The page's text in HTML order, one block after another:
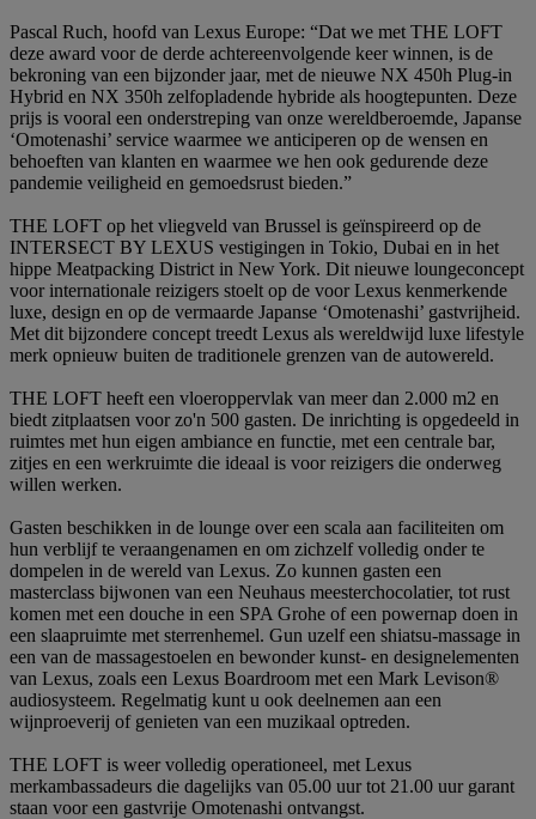
Pascal Ruch, hoofd van Lexus Europe: “Dat we met THE LOFT
deze award voor de derde achtereenvolgende keer winnen, is de
bekroning van een bijzonder jaar, met de nieuwe NX 450h Plug-in
Hybrid en NX 350h zelfopladende hybride als hoogtepunten. Deze
prijs is vooral een onderstreping van onze wereldberoemde, Japanse
‘Omotenashi’ service waarmee we anticiperen op de wensen en
behoeften van klanten en waarmee we hen ook gedurende deze
pandemie veiligheid en gemoedsrust bieden.”
THE LOFT op het vliegveld van Brussel is geïnspireerd op de
INTERSECT BY LEXUS vestigingen in Tokio, Dubai en in het
hippe Meatpacking District in New York. Dit nieuwe loungeconcept
voor internationale reizigers stoelt op de voor Lexus kenmerkende
luxe, design en op de vermaarde Japanse ‘Omotenashi’ gastvrijheid.
Met dit bijzondere concept treedt Lexus als wereldwijd luxe lifestyle
merk opnieuw buiten de traditionele grenzen van de autowereld.
THE LOFT heeft een vloeroppervlak van meer dan 2.000 m2 en
biedt zitplaatsen voor zo'n 500 gasten. De inrichting is opgedeeld in
ruimtes met hun eigen ambiance en functie, met een centrale bar,
zitjes en een werkruimte die ideaal is voor reizigers die onderweg
willen werken.
Gasten beschikken in de lounge over een scala aan faciliteiten om
hun verblijf te veraangenamen en om zichzelf volledig onder te
dompelen in de wereld van Lexus. Zo kunnen gasten een
masterclass bijwonen van een Neuhaus meesterchocolatier, tot rust
komen met een douche in een SPA Grohe of een powernap doen in
een slaapruimte met sterrenhemel. Gun uzelf een shiatsu-massage in
een van de massagestoelen en bewonder kunst- en designelementen
van Lexus, zoals een Lexus Boardroom met een Mark Levison®
audiosysteem. Regelmatig kunt u ook deelnemen aan een
wijnproeverij of genieten van een muzikaal optreden.
THE LOFT is weer volledig operationeel, met Lexus
merkambassadeurs die dagelijks van 05.00 uur tot 21.00 uur garant
staan voor een gastvrije Omotenashi ontvangst.